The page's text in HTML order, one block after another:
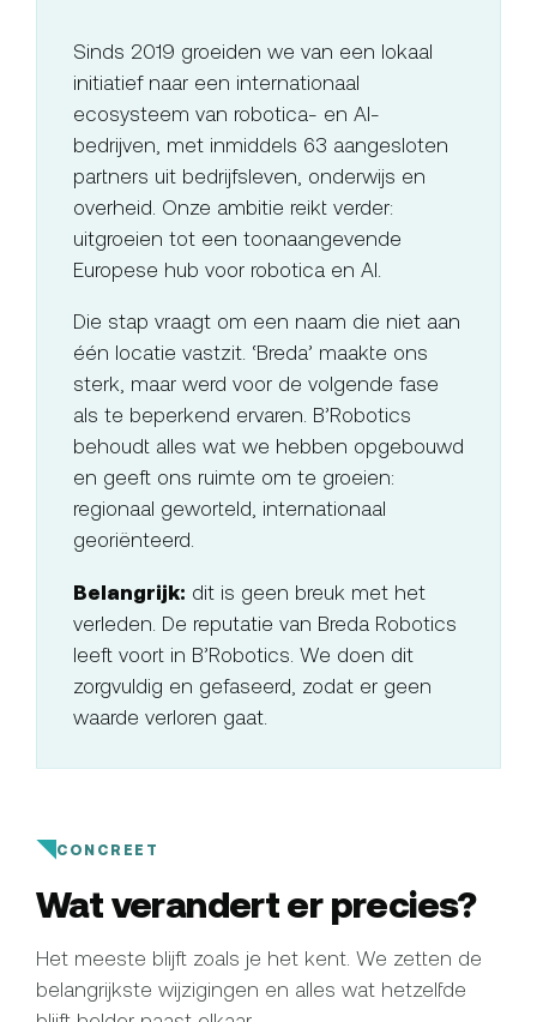
Sinds 2019 groeiden we van een lokaal
initiatief naar een internationaal
ecosysteem van robotica- en AI-
bedrijven, met inmiddels 63 aangesloten
partners uit bedrijfsleven, onderwijs en
overheid. Onze ambitie reikt verder:
uitgroeien tot een toonaangevende
Europese hub voor robotica en AI.
Die stap vraagt om een naam die niet aan
één locatie vastzit. ‘Breda’ maakte ons
sterk, maar werd voor de volgende fase
als te beperkend ervaren. B’Robotics
behoudt alles wat we hebben opgebouwd
en geeft ons ruimte om te groeien:
regionaal geworteld, internationaal
georiënteerd.
Belangrijk: dit is geen breuk met het
verleden. De reputatie van Breda Robotics
leeft voort in B’Robotics. We doen dit
zorgvuldig en gefaseerd, zodat er geen
waarde verloren gaat.
CONCREET
Wat verandert er precies?
Het meeste blijft zoals je het kent. We zetten de
belangrijkste wijzigingen en alles wat hetzelfde